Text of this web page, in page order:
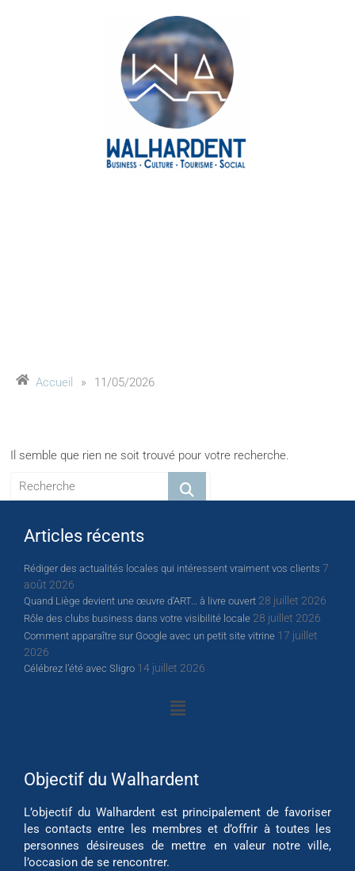
Accueil » 11/05/2026
Il semble que rien ne soit trouvé pour votre recherche.
Articles récents
Rédiger des actualités locales qui intéressent vraiment vos clients 7
août 2026
Quand Liège devient une œuvre d’ART… à livre ouvert 28 juillet 2026
Rôle des clubs business dans votre visibilité locale 28 juillet 2026
Comment apparaître sur Google avec un petit site vitrine 17 juillet
2026
Célébrez l’été avec Sligro 14 juillet 2026
Objectif du Walhardent
L’objectif du Walhardent est principalement de favoriser
les contacts entre les membres et d’offrir à toutes les
personnes désireuses de mettre en valeur notre ville,
l’occasion de se rencontrer.